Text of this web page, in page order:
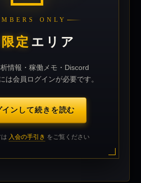
ONLY
限定 エリア
情報・稼働メモ・Discord
は会員ログインが必要です。
インして続きを読む
入会の手引き をご覧ください